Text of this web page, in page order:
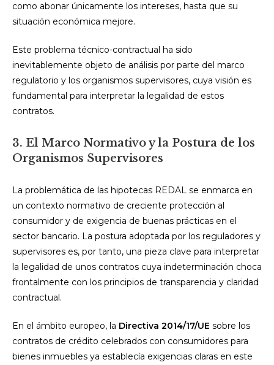
como abonar únicamente los intereses, hasta que su
situación económica mejore.
Este problema técnico-contractual ha sido
inevitablemente objeto de análisis por parte del marco
regulatorio y los organismos supervisores, cuya visión es
fundamental para interpretar la legalidad de estos
contratos.
3. El Marco Normativo y la Postura de los
Organismos Supervisores
La problemática de las hipotecas REDAL se enmarca en
un contexto normativo de creciente protección al
consumidor y de exigencia de buenas prácticas en el
sector bancario. La postura adoptada por los reguladores y
supervisores es, por tanto, una pieza clave para interpretar
la legalidad de unos contratos cuya indeterminación choca
frontalmente con los principios de transparencia y claridad
contractual.
En el ámbito europeo, la Directiva 2014/17/UE sobre los
contratos de crédito celebrados con consumidores para
bienes inmuebles ya establecía exigencias claras en este